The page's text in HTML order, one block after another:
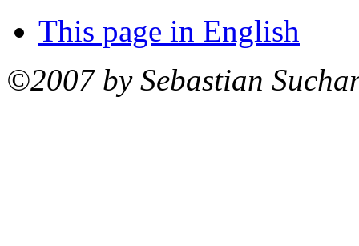
This page in English
©2007 by Sebastian